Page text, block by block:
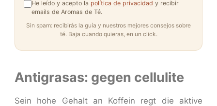
He leído y acepto la política de privacidad y recibir
emails de Aromas de Té.
Sin spam: recibirás la guía y nuestros mejores consejos sobre
té. Baja cuando quieras, en un click.
Antigrasas: gegen cellulite
Sein hohe Gehalt an Koffein regt die aktive